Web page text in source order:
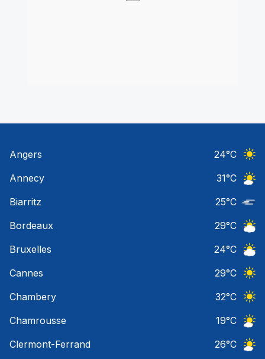
Angers 24°C
Annecy
31°C
Biarritz
25°C
Bordeaux
29°C
Bruxelles
24°C
Cannes
29°C
Chambery
32°C
Chamrousse
19°C
Clermont-Ferrand
26°C